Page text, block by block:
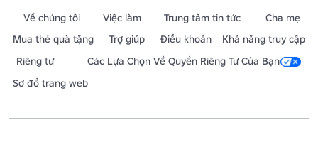
Về chúng tôi Việc làm Trung tâm tin tức
Cha mẹ
Mua thẻ quà tặng
Trợ giúp Điều khoản
Khả năng truy cập
Riêng tư
Các Lựa Chọn Về Quyền Riêng Tư Của Bạn
Sơ đồ trang web